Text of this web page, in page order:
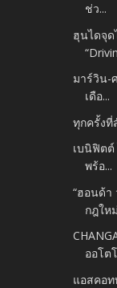
ช่ว...
ฮุนไดจุ
มาร์วิน-
เดือ...
ทุกครั้งที่
เบนิฟิต
พร้อ...
“ฮอนด้า
กฎให
ออโต
แอสคอ